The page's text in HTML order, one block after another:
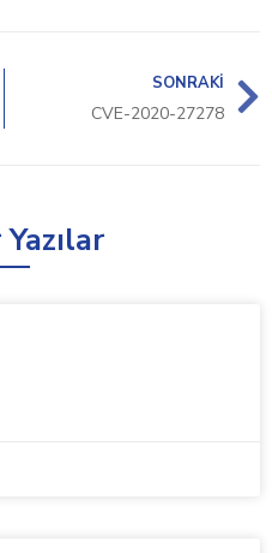
SONRAKI
CVE-2020-27278